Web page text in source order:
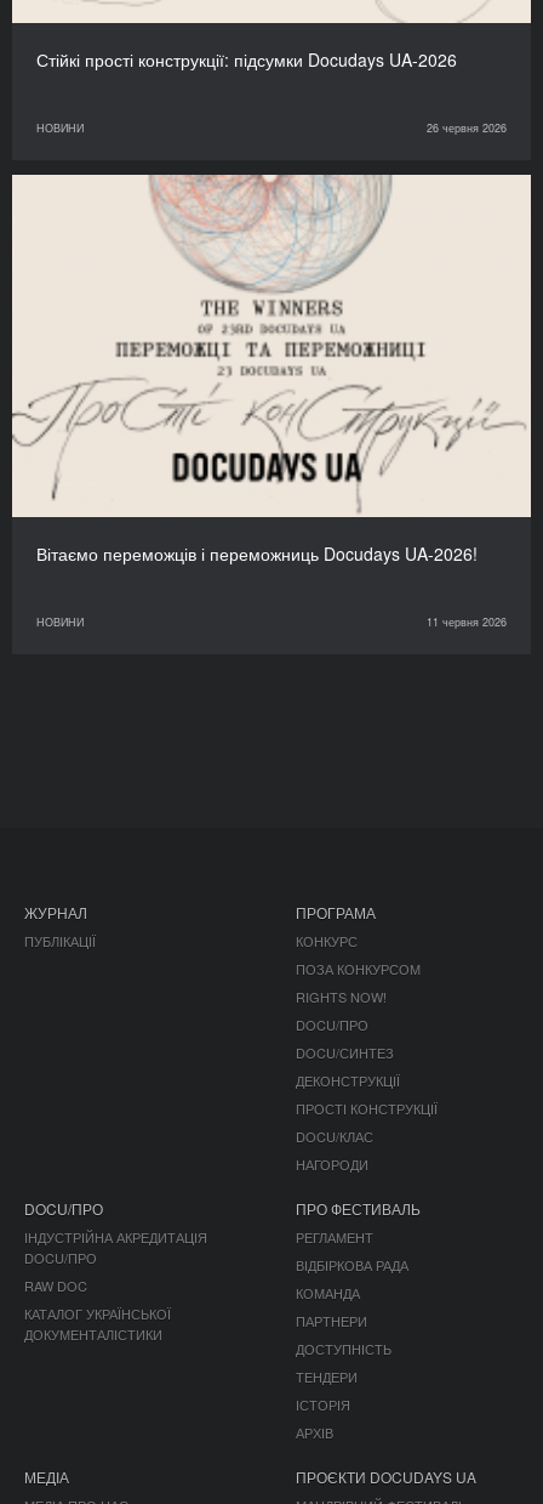
Стійкі прості конструкції: підсумки Docudays UA-2026
НОВИНИ 26 червня 2026
Вітаємо переможців і переможниць Docudays UA-2026!
НОВИНИ 11 червня 2026
ЖУРНАЛ
ПУБЛІКАЦІЇ
ПРОГРАМА
КОНКУРС
ПОЗА КОНКУРСОМ
RIGHTS NOW!
DOCU/ПРО
DOCU/СИНТЕЗ
ДЕКОНСТРУКЦІЇ
ПРОСТІ КОНСТРУКЦІЇ
DOCU/КЛАС
НАГОРОДИ
DOCU/ПРО
ІНДУСТРІЙНА АКРЕДИТАЦІЯ
DOCU/ПРО
RAW DOC
КАТАЛОГ УКРАЇНСЬКОЇ
ДОКУМЕНТАЛІСТИКИ
ПРО ФЕСТИВАЛЬ
РЕГЛАМЕНТ
ВІДБІРКОВА РАДА
КОМАНДА
ПАРТНЕРИ
ДОСТУПНІСТЬ
ТЕНДЕРИ
ІСТОРІЯ
АРХІВ
МЕДІА ПРОЄКТИ DOCUDAYS UA